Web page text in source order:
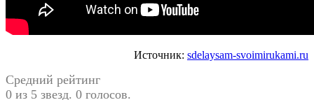
Источник: sdelaysam-svoimirukami.ru
Средний рейтинг
0 из 5 звезд. 0 голосов.